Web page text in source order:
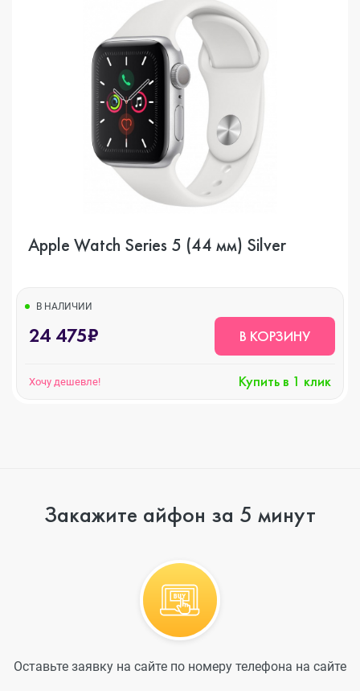
Apple Watch Series 5 (44 мм) Silver
В НАЛИЧИИ
24 475₽ В КОРЗИНУ
Хочу дешевле! Купить в 1 клик
Закажите айфон за 5 минут
Оставьте заявку на сайте по номеру телефона на сайте